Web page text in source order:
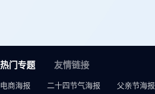
热门专题 友情链接
电商海报 二十四节气海报 父亲节海报